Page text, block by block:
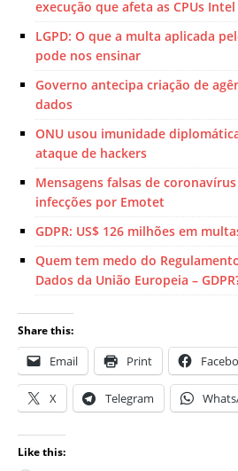
execução que afeta as CPUs Intel
LGPD: O que a multa aplicada
pode nos ensinar
Governo antecipa criação de
dados
ONU usou imunidade
ataque de hackers
Mensagens falsas de
infecções por Emotet
GDPR: US$ 126 milhões em
Quem tem medo do
Dados da União Europeia –
Share this:
Email Print
X Telegram
Like this: